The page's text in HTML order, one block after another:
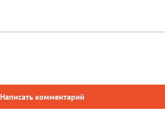
Написать комментарий